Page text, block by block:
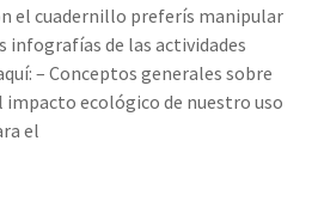
el cuadernillo preferís manipular
infografías de las actividades
– Conceptos generales sobre
impacto ecológico de nuestro uso
el